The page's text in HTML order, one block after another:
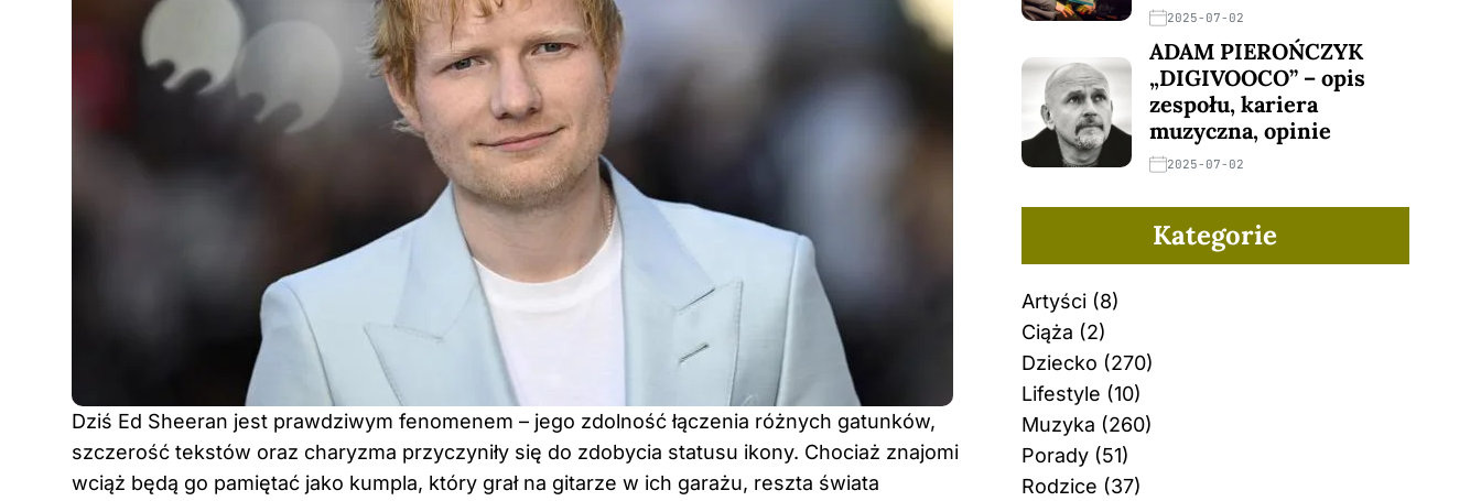
Dziś Ed Sheeran jest prawdziwym fenomenem – jego zdolność łączenia różnych gatunków,
szczerość tekstów oraz charyzma przyczyniły się do zdobycia statusu ikony. Chociaż znajomi
wciąż będą go pamiętać jako kumpla, który grał na gitarze w ich garażu, reszta świata
2025-07-02
ADAM PIEROŃCZYK
„DIGIVOOCO” – opis
zespołu, kariera
muzyczna, opinie
2025-07-02
Kategorie
Artyści(8)
Ciąża (2)
Dziecko (270)
Lifestyle (10)
Muzyka (260)
Porady(51)
Rodzice (37)